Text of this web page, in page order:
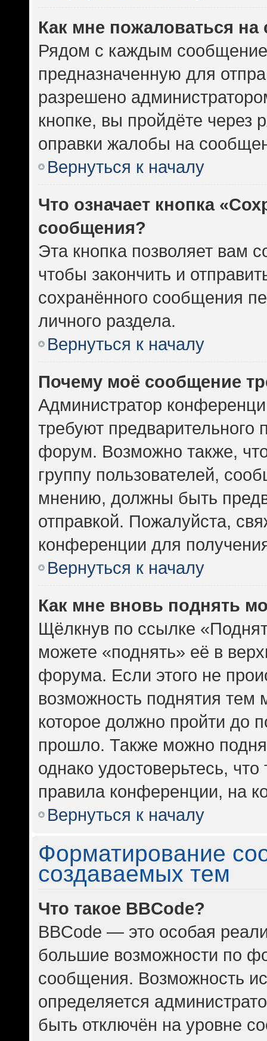
Как мне пожаловаться
Рядом с каждым
предназначенную для
разрешено
кнопке, вы пройдёте
оправки жалобы на
Вернуться к началу
Что означает кнопка
сообщения?
Эта кнопка позволяет вам
чтобы закончить и
сохранённого сообщения
личного раздела.
Вернуться к началу
Почему моё сообщение
Администратор
требуют предварительного
форум. Возможно также,
группу пользователей,
мнению, должны быть
отправкой. Пожалуйста,
конференции для
Вернуться к началу
Как мне вновь поднять
Щёлкнув по ссылке
можете «поднять» её в
форума. Если этого не
возможность поднятия тем
которое должно пройти до
прошло. Также можно
однако удостоверьтесь,
правила конференции, на
Вернуться к началу
Форматирование
создаваемых тем
Что такое BBCode?
BBCode — это особая
большие возможности по
сообщения. Возможность
определяется
быть отключён на уровне